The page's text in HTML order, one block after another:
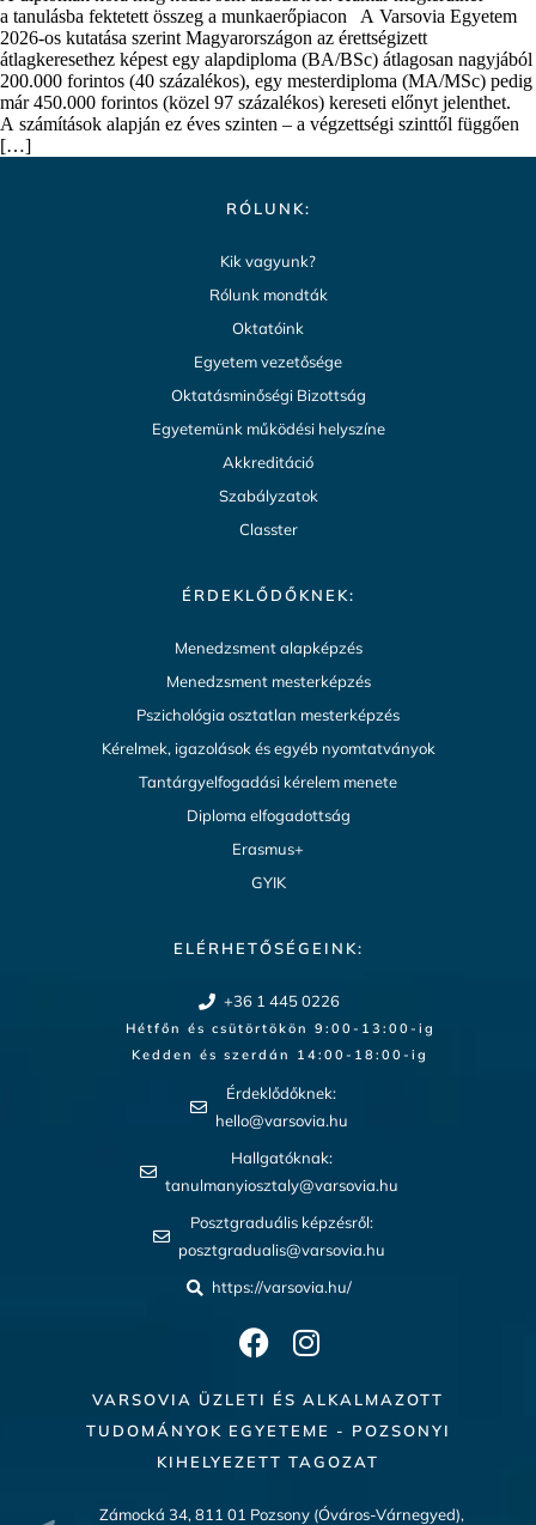
a tanulásba fektetett összeg a munkaerőpiacon A Varsovia Egyetem
2026-os kutatása szerint Magyarországon az érettségizett
átlagkeresethez képest egy alapdiploma (BA/BSc) átlagosan nagyjából
200.000 forintos (40 százalékos), egy mesterdiploma (MA/MSc) pedig
már 450.000 forintos (közel 97 százalékos) kereseti előnyt jelenthet.
A számítások alapján ez éves szinten – a végzettségi szinttől függően
[…]
RÓLUNK:
Kik vagyunk?
Rólunk mondták
Oktatóink
Egyetem vezetősége
Oktatásminőségi Bizottság
Egyetemünk működési helyszíne
Akkreditáció
Szabályzatok
Classter
ÉRDEKLŐDŐKNEK:
Menedzsment alapképzés
Menedzsment mesterképzés
Pszichológia osztatlan mesterképzés
Kérelmek, igazolások és egyéb nyomtatványok
Tantárgyelfogadási kérelem menete
Diploma elfogadottság
Erasmus+
GYIK
ELÉRHETŐSÉGEINK:
+36 1 445 0226
Hétfőn és csütörtökön 9:00-13:00-ig
Kedden és szerdán 14:00-18:00-ig​
Érdeklődőknek:
hello@varsovia.hu
Hallgatóknak:
tanulmanyiosztaly@varsovia.hu
Posztgraduális képzésről:
posztgradualis@varsovia.hu
https://varsovia.hu/
VARSOVIA ÜZLETI ÉS ALKALMAZOTT
TUDOMÁNYOK EGYETEME - POZSONYI
KIHELYEZETT TAGOZAT
Zámocká 34, 811 01 Pozsony (Óváros-Várnegyed),